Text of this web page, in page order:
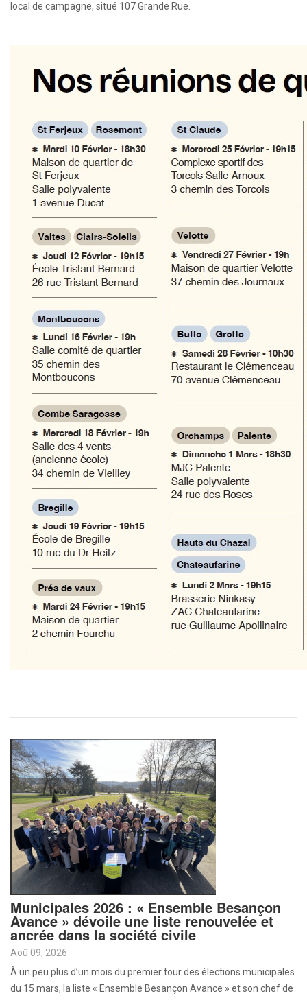
local de campagne, situé 107 Grande Rue.
Municipales 2026 : « Ensemble Besançon
Avance » dévoile une liste renouvelée et
ancrée dans la société civile
Aoû 09, 2026
À un peu plus d’un mois du premier tour des élections municipales
du 15 mars, la liste « Ensemble Besançon Avance » et son chef de